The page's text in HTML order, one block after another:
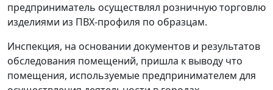
предприниматель осуществлял розничную торговлю
изделиями из ПВХ-профиля по образцам.
Инспекция, на основании документов и результатов
обследования помещений, пришла к выводу что
помещения, используемые предпринимателем для